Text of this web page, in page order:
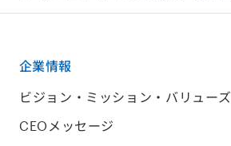
企業情報
ビジョン・ミッション・バリューズ
CEOメッセージ